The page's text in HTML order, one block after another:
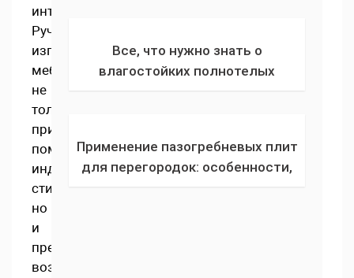
интерьера.
Ручное
изготовление
мебели
не
только
придает
помещению
индивидуальный
стиль,
но
и
предоставляет
возможность
Все, что нужно знать о
влагостойких полнотелых
Применение пазогребневых плит
для перегородок: особенности,